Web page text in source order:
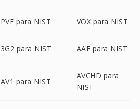
PVF para NIST VOX para NIST
3G2 para NIST AAF para NIST
AV1 para NIST
AVCHD para
NIST